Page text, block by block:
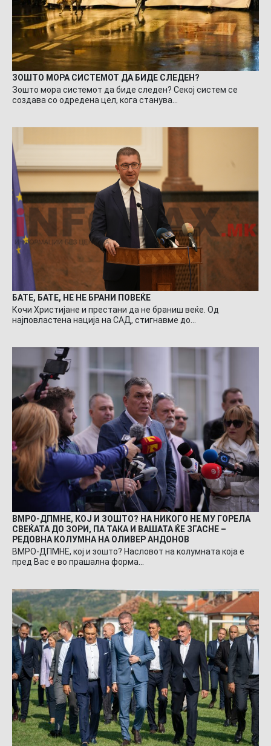
ЗОШТО МОРА СИСТЕМОТ ДА БИДЕ СЛЕДЕН?
Зошто мора системот да биде следен? Секој систем се
создава со одредена цел, кога станува…
БАТЕ, БАТЕ, НЕ НЕ БРАНИ ПОВЕЌЕ
Кочи Христијане и престани да не браниш веќе. Од
најповластена нација на САД, стигнавме до…
ВМРО-ДПМНЕ, КОЈ И ЗОШТО? НА НИКОГО НЕ МУ ГОРЕЛА
СВЕЌАТА ДО ЗОРИ, ПА ТАКА И ВАШАТА ЌЕ ЗГАСНЕ –
РЕДОВНА КОЛУМНА НА ОЛИВЕР АНДОНОВ
ВМРО-ДПМНЕ, кој и зошто? Насловот на колумната која е
пред Вас е во прашална форма…